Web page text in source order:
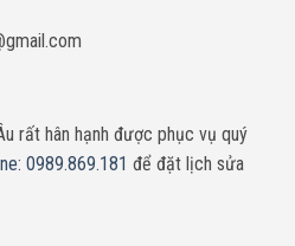
rất hân hạnh được phục vụ quý
0989.869.181 để đặt lịch sửa